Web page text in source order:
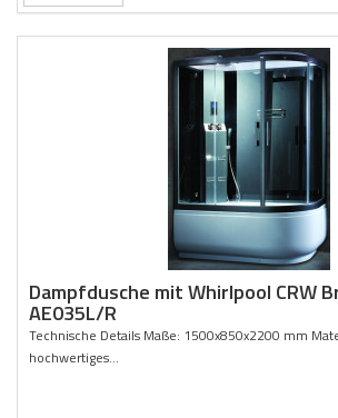
Dampfdusche mit Whirlpool CRW
AE035L/R
Technische Details Maße: 1500x850x2200 mm
hochwertiges...